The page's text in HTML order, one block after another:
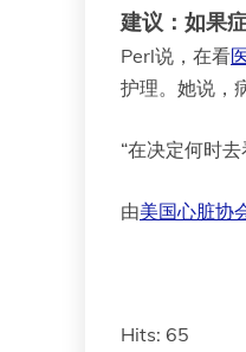
建议：如果
Perl说，在看
护理。她说，
“在决定何时
由美国心脏协
Hits: 65